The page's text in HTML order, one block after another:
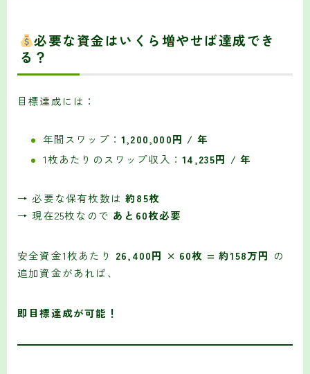
必要な資金はいくら増やせば達成でき
る？
目標達成には：
年間スワップ： 1,200,000円 / 年
1枚あたりのスワップ収入：14,235円 / 年
→ 必要な保有枚数は約85枚
→ 現在25枚なので あと60枚必要
安全資金1枚あたり 26,400円 × 60枚 = 約158万円 の
追加資金があれば、
即目標達成が可能！